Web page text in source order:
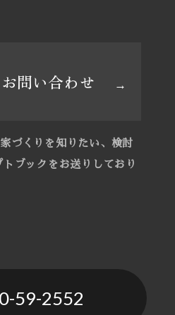
問い合わせ
づくりを知りたい、検討
ブックをお送りしており
59-2552